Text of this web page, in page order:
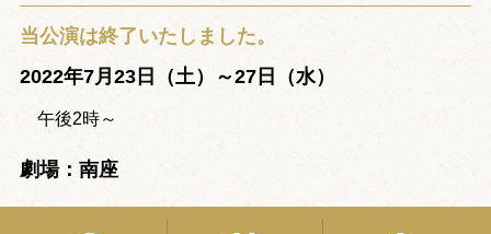
当公演は終了いたしました。
2022年7月23日（土）～27日（水）
午後2時～
劇場：南座